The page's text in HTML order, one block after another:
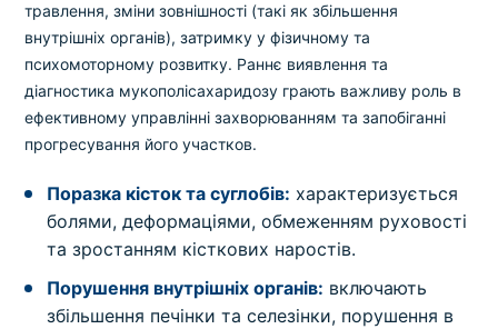
травлення, зміни зовнішності (такі як збільшення
внутрішніх органів), затримку у фізичному та
психомоторному розвитку. Раннє виявлення та
діагностика мукополісахаридозу грають важливу роль в
ефективному управлінні захворюванням та запобіганні
прогресування його участков.
Поразка кісток та суглобів: характеризується
болями, деформаціями, обмеженням руховості
та зростанням кісткових наростів.
Порушення внутрішніх органів: включають
збільшення печінки та селезінки, порушення в